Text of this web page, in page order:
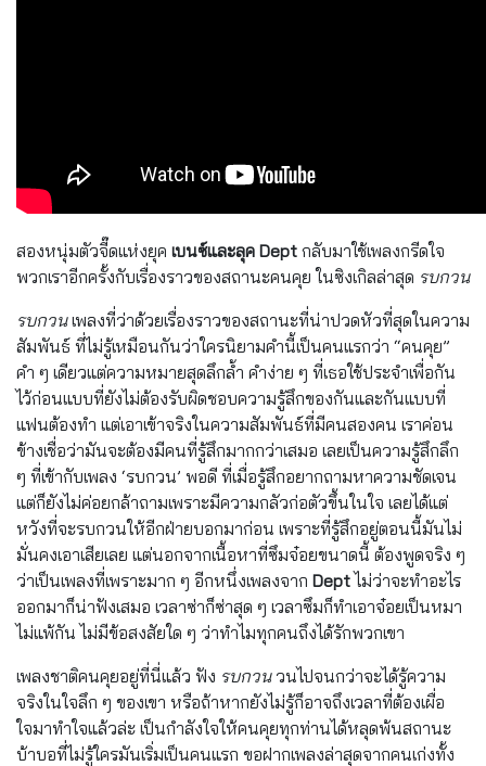
สองหนุ่มตัวจี๊ดแห่งยุค เบนซ์และลุค Dept กลับมาใช้เพลงกรีดใจ
พวกเราอีกครั้งกับเรื่องราวของสถานะคนคุย ในซิงเกิลล่าสุด รบกวน
รบกวนเพลงที่ว่าด้วยเรื่องราวของสถานะที่น่าปวดหัวที่สุดในความ
สัมพันธ์ ที่ไม่รู้เหมือนกันว่าใครนิยามคำนี้เป็นคนแรกว่า “คนคุย”
คำ ๆ เดียวแต่ความหมายสุดลึกล้ำ คำง่าย ๆ ที่เธอใช้ประจำเพื่อกัน
ไว้ก่อนแบบที่ยังไม่ต้องรับผิดชอบความรู้สึกของกันและกันแบบที่
แฟนต้องทำ แต่เอาเข้าจริงในความสัมพันธ์ที่มีคนสองคน เราค่อน
ข้างเชื่อว่ามันจะต้องมีคนที่รู้สึกมากกว่าเสมอ เลยเป็นความรู้สึกลึก
ๆ ที่เข้ากับเพลง ‘รบกวน’ พอดี ที่เมื่อรู้สึกอยากถามหาความชัดเจน
แต่ก็ยังไม่ค่อยกล้าถามเพราะมีความกลัวก่อตัวขึ้นในใจ เลยได้แต่
หวังที่จะรบกวนให้อีกฝ่ายบอกมาก่อน เพราะที่รู้สึกอยู่ตอนนี้มันไม่
มั่นคงเอาเสียเลย แต่นอกจากเนื้อหาที่ซึมจ๋อยขนาดนี้ ต้องพูดจริง ๆ
ว่าเป็นเพลงที่เพราะมาก ๆ อีกหนึ่งเพลงจาก Deptไม่ว่าจะทำอะไร
ออกมาก็น่าฟังเสมอ เวลาซ่าก็ซ่าสุด ๆ เวลาซึมก็ทำเอาจ๋อยเป็นหมา
ไม่แพ้กัน ไม่มีข้อสงสัยใด ๆ ว่าทำไมทุกคนถึงได้รักพวกเขา
เพลงชาติคนคุยอยู่ที่นี่แล้ว ฟัง รบกวนวนไปจนกว่าจะได้รู้ความ
จริงในใจลึก ๆ ของเขา หรือถ้าหากยังไม่รู้ก็อาจถึงเวลาที่ต้องเผื่อ
ใจมาทำใจแล้วล่ะ เป็นกำลังใจให้คนคุยทุกท่านได้หลุดพ้นสถานะ
บ้าบอที่ไม่รู้ใครมันเริ่มเป็นคนแรก ขอฝากเพลงล่าสุดจากคนเก่งทั้ง